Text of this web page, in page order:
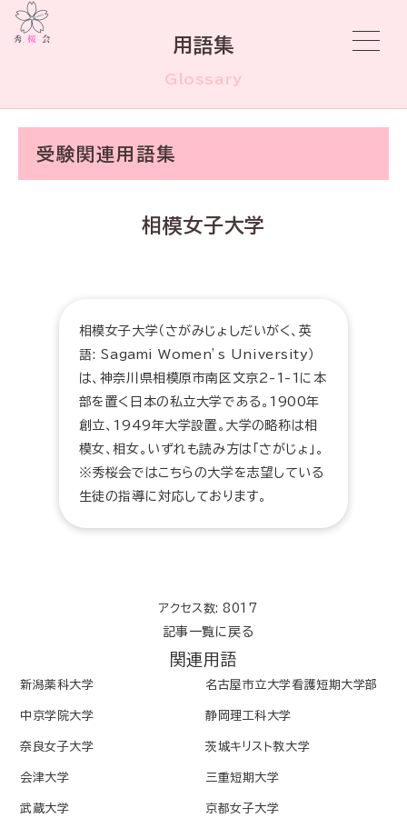
用語集
Glossary
受験関連用語集
相模女子大学
相模女子大学（さがみじょしだいがく、英
語: Sagami Women’s University）
は、神奈川県相模原市南区文京2-1-1に本
部を置く日本の私立大学である。1900年
創立、1949年大学設置。大学の略称は相
模女、相女。いずれも読み方は「さがじょ」。
※秀桜会ではこちらの大学を志望している
生徒の指導に対応しております。
アクセス数: 8017
記事一覧に戻る
関連用語
新潟薬科大学 名古屋市立大学看護短期大学部
中京学院大学 静岡理工科大学
奈良女子大学 茨城キリスト教大学
会津大学 三重短期大学
武蔵大学 京都女子大学